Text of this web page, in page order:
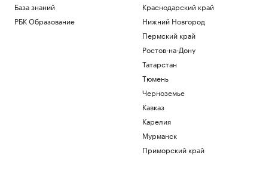
База знаний
РБК Образование
Краснодарский край
Нижний Новгород
Пермский край
Ростов-на-Дону
Татарстан
Тюмень
Черноземье
Кавказ
Карелия
Мурманск
Приморский край